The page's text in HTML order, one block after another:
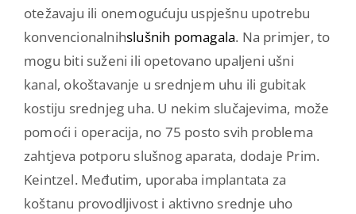
otežavaju ili onemogućuju uspješnu upotrebu
konvencionalnihslušnih pomagala. Na primjer, to
mogu biti suženi ili opetovano upaljeni ušni
kanal, okoštavanje u srednjem uhu ili gubitak
kostiju srednjeg uha. U nekim slučajevima, može
pomoći i operacija, no 75 posto svih problema
zahtjeva potporu slušnog aparata, dodaje Prim.
Keintzel. Međutim, uporaba implantata za
koštanu provodljivost i aktivno srednje uho